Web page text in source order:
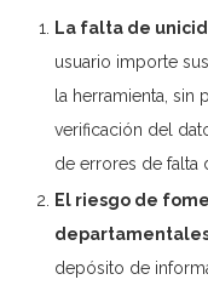
La falta de
usuario importe
la herramienta,
verificación del
de errores de falta
El riesgo de
depósito de